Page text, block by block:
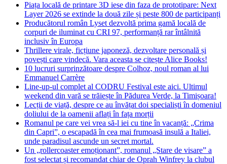
Piața locală de printare 3D iese din faza de prototipare: Next
Layer 2026 se extinde la două zile și peste 800 de participanți
Producătorul român Lyset dezvoltă prima gamă locală de
corpuri de iluminat cu CRI 97, performanță rar întâlnită
inclusiv în Europa
Thrillere virale, ficțiune japoneză, dezvoltare personală și
povești care vindecă. Vara aceasta se citește Alice Books!
10 lucruri surprinzătoare despre Colhoz, noul roman al lui
Emmanuel Carrère
Line-up-ul complet al CODRU Festival este aici. Ultimul
weekend din vară se trăiește în Pădurea Verde, la Timișoara!
Lecții de viață, despre ce au învățat doi specialiști în domeniul
doliului de la oamenii aflați în fața morții
Romanul pe care vei vrea să-l iei cu tine în vacanță: „Crima
din Capri”, o escapadă în cea mai frumoasă insulă a Italiei,
unde paradisul ascunde un secret mortal.
Un „rollercoaster emoționant”, romanul „Stare de visare” a
fost selectat și recomandat chiar de Oprah Winfrey la clubul